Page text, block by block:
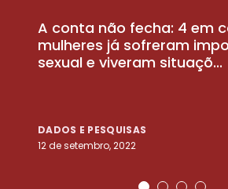
A conta não fecha: 4 em
mulheres já sofreram
sexual e viveram situaçõ...
DADOS E PESQUISAS
12 de setembro, 2022